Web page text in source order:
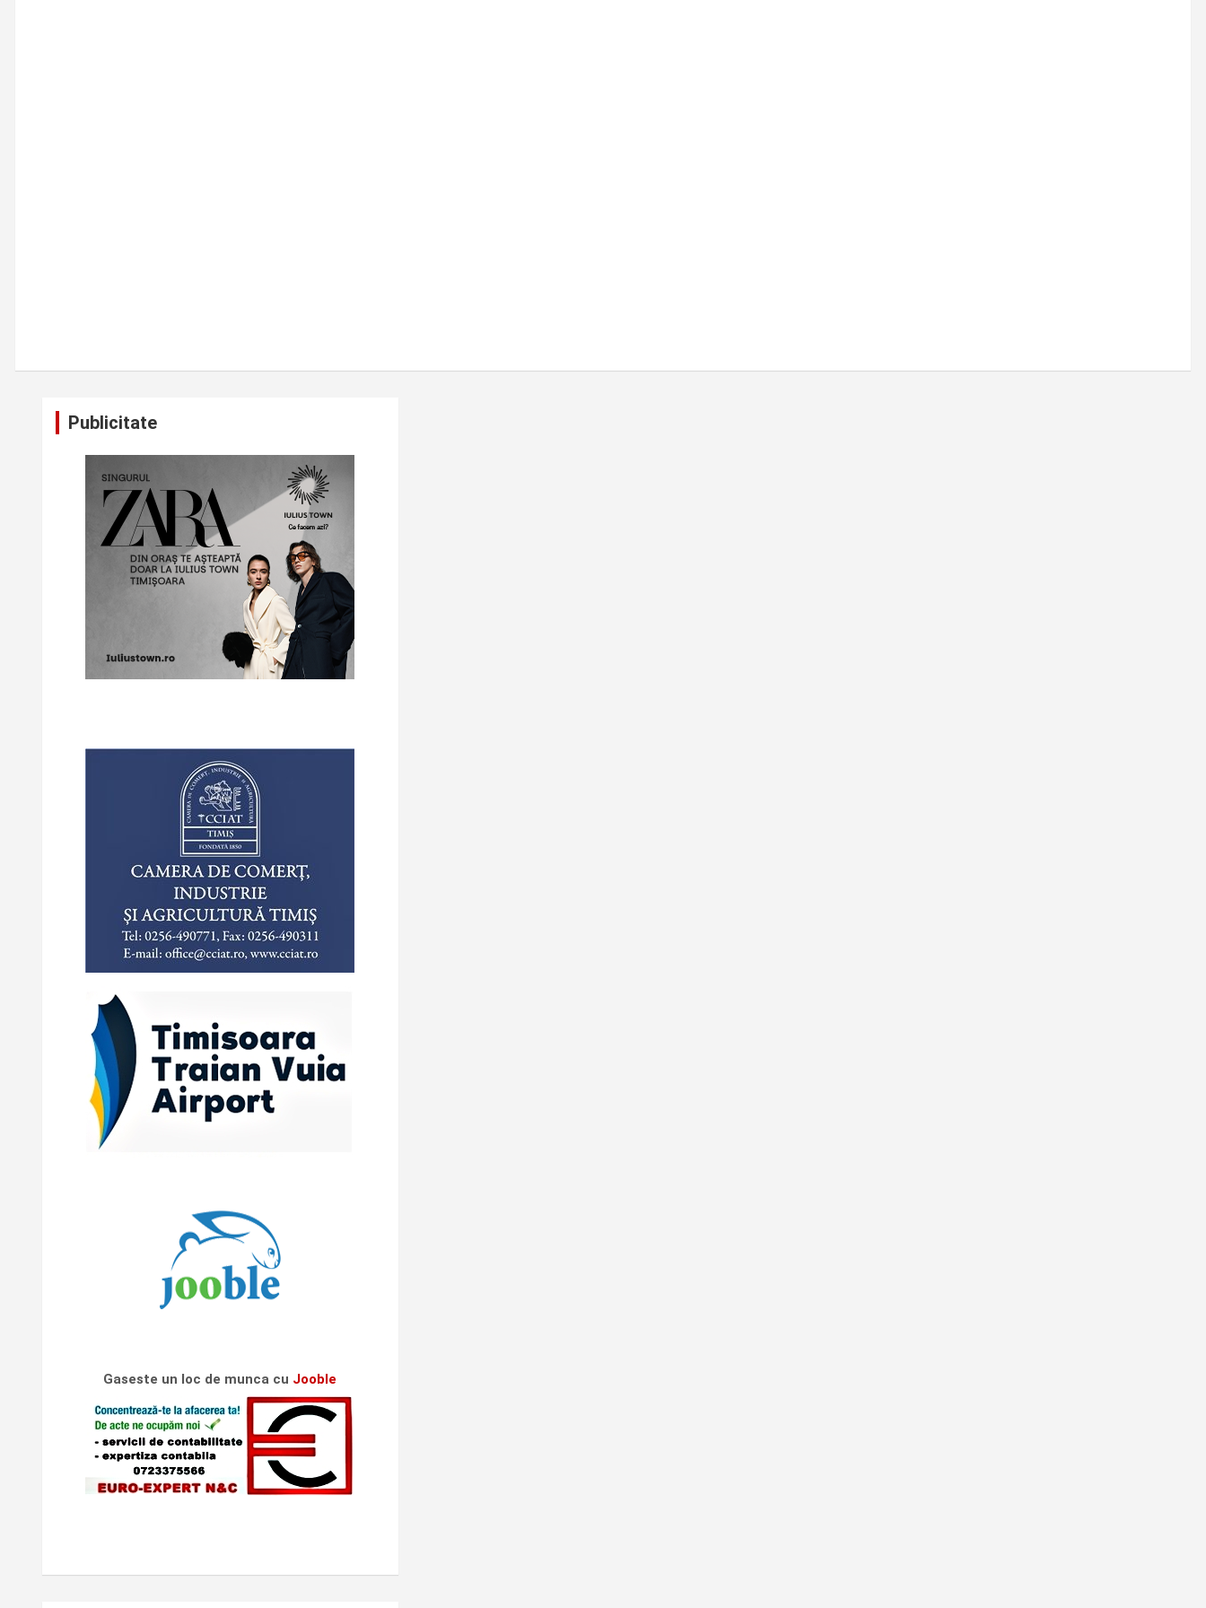
Publicitate
Gaseste un loc de munca cu Jooble